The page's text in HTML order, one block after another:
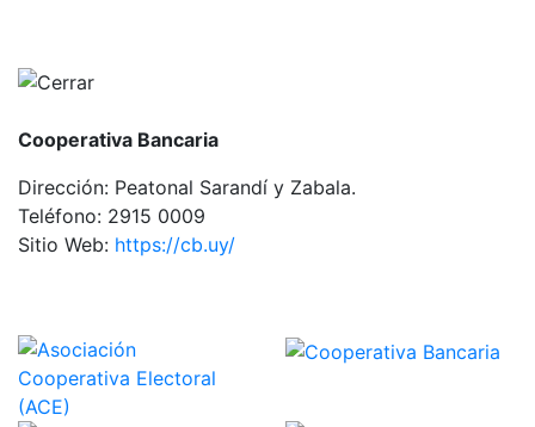
Cooperativa Bancaria
Dirección: Peatonal Sarandí y Zabala.
Teléfono: 2915 0009
Sitio Web: https://cb.uy/